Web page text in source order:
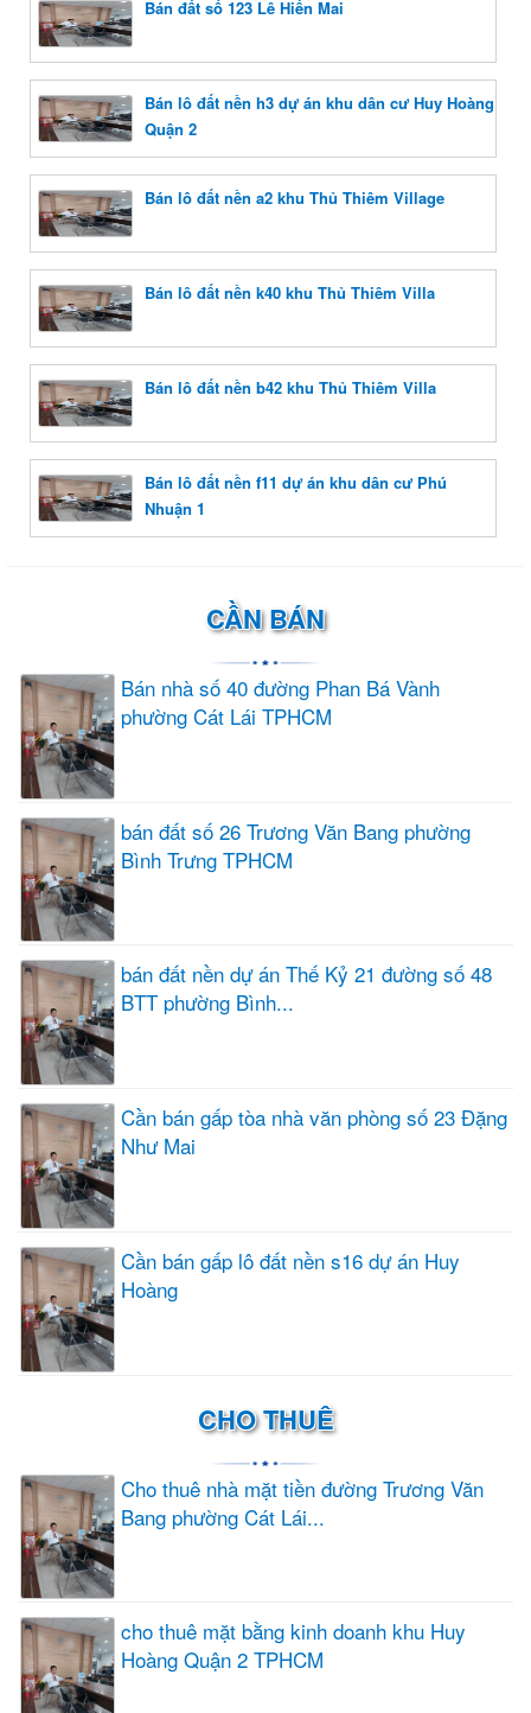
Bán đất số 123 Lê Hiến Mai
Bán lô đất nền h3 dự án khu dân cư Huy Hoàng
Quận 2
Bán lô đất nền a2 khu Thủ Thiêm Village
Bán lô đất nền k40 khu Thủ Thiêm Villa
Bán lô đất nền b42 khu Thủ Thiêm Villa
Bán lô đất nền f11 dự án khu dân cư Phú
Nhuận 1
CẦN BÁN
Bán nhà số 40 đường Phan Bá Vành
phường Cát Lái TPHCM
bán đất số 26 Trương Văn Bang phường
Bình Trưng TPHCM
bán đất nền dự án Thế Kỷ 21 đường số 48
BTT phường Bình...
Cần bán gấp tòa nhà văn phòng số 23 Đặng
Như Mai
Cần bán gấp lô đất nền s16 dự án Huy
Hoàng
CHO THUÊ
Cho thuê nhà mặt tiền đường Trương Văn
Bang phường Cát Lái...
cho thuê mặt bằng kinh doanh khu Huy
Hoàng Quận 2 TPHCM